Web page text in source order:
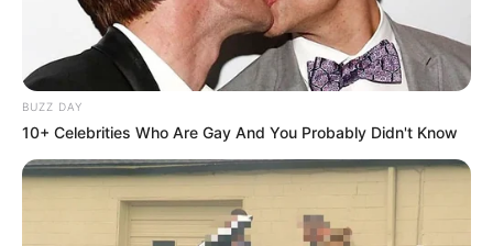
BUZZ DAY
10+ Celebrities Who Are Gay And You Probably Didn't Know